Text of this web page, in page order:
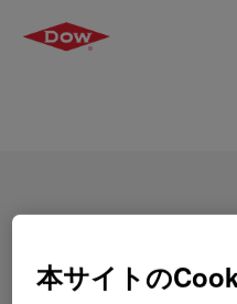
Glass Sealant
本サイトの